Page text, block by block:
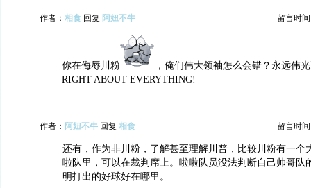
作者： 相食 回复 阿妞不牛 留言时间
你在侮辱川粉
，俺们伟大领袖怎么会错？永远伟
RIGHT ABOUT EVERYTHING!
作者： 阿妞不牛 回复 相食 留言时间
还有，作为非川粉，了解甚至理解川普，比较川粉有一个
啦队里，可以在裁判席上。啦啦队员没法判断自己帅哥队
明打出的好球好在哪里。